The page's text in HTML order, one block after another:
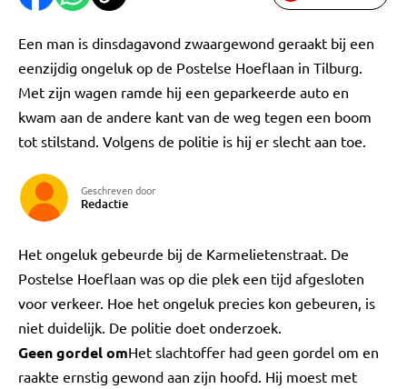
Een man is dinsdagavond zwaargewond geraakt bij een
eenzijdig ongeluk op de Postelse Hoeflaan in Tilburg.
Met zijn wagen ramde hij een geparkeerde auto en
kwam aan de andere kant van de weg tegen een boom
tot stilstand. Volgens de politie is hij er slecht aan toe.
Geschreven door
Redactie
Het ongeluk gebeurde bij de Karmelietenstraat. De
Postelse Hoeflaan was op die plek een tijd afgesloten
voor verkeer. Hoe het ongeluk precies kon gebeuren, is
niet duidelijk. De politie doet onderzoek.
Geen gordel omHet slachtoffer had geen gordel om en
raakte ernstig gewond aan zijn hoofd. Hij moest met